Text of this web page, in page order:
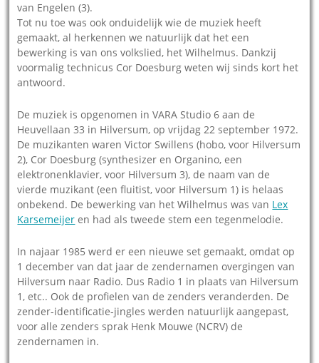
van Engelen (3).
Tot nu toe was ook onduidelijk wie de muziek heeft
gemaakt, al herkennen we natuurlijk dat het een
bewerking is van ons volkslied, het Wilhelmus. Dankzij
voormalig technicus Cor Doesburg weten wij sinds kort het
antwoord.
De muziek is opgenomen in VARA Studio 6 aan de
Heuvellaan 33 in Hilversum, op vrijdag 22 september 1972.
De muzikanten waren Victor Swillens (hobo, voor Hilversum
2), Cor Doesburg (synthesizer en Organino, een
elektronenklavier, voor Hilversum 3), de naam van de
vierde muzikant (een fluitist, voor Hilversum 1) is helaas
onbekend. De bewerking van het Wilhelmus was van Lex
Karsemeijer en had als tweede stem een tegenmelodie.
In najaar 1985 werd er een nieuwe set gemaakt, omdat op
1 december van dat jaar de zendernamen overgingen van
Hilversum naar Radio. Dus Radio 1 in plaats van Hilversum
1, etc.. Ook de profielen van de zenders veranderden. De
zender-identificatie-jingles werden natuurlijk aangepast,
voor alle zenders sprak Henk Mouwe (NCRV) de
zendernamen in.